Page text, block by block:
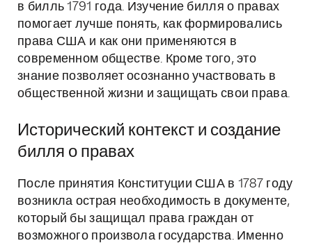
в билль 1791 года. Изучение билля о правах
помогает лучше понять, как формировались
права США и как они применяются в
современном обществе. Кроме того, это
знание позволяет осознанно участвовать в
общественной жизни и защищать свои права.
Исторический контекст и создание
билля о правах
После принятия Конституции США в 1787 году
возникла острая необходимость в документе,
который бы защищал права граждан от
возможного произвола государства. Именно